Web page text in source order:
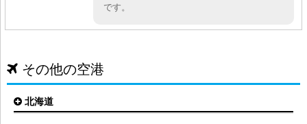
です。
その他の空港
北海道